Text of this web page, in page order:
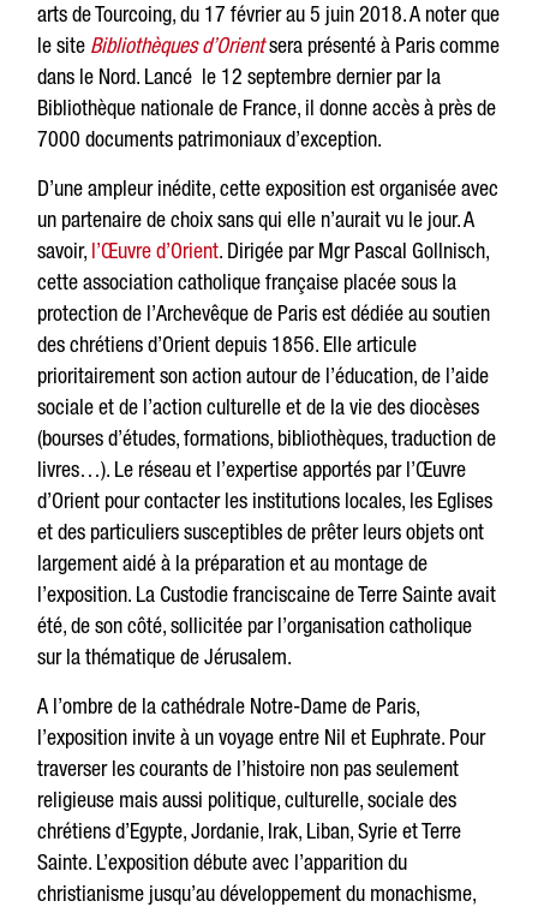
arts de Tourcoing, du 17 février au 5 juin 2018. A noter que
le site Bibliothèques d’Orientsera présenté à Paris comme
dans le Nord. Lancé le 12 septembre dernier par la
Bibliothèque nationale de France, il donne accès à près de
7000 documents patrimoniaux d’exception.
D’une ampleur inédite, cette exposition est organisée avec
un partenaire de choix sans qui elle n’aurait vu le jour. A
savoir, l’Œuvre d’Orient. Dirigée par Mgr Pascal Gollnisch,
cette association catholique française placée sous la
protection de l’Archevêque de Paris est dédiée au soutien
des chrétiens d’Orient depuis 1856. Elle articule
prioritairement son action autour de l’éducation, de l’aide
sociale et de l’action culturelle et de la vie des diocèses
(bourses d’études, formations, bibliothèques, traduction de
livres…). Le réseau et l’expertise apportés par l’Œuvre
d’Orient pour contacter les institutions locales, les Eglises
et des particuliers susceptibles de prêter leurs objets ont
largement aidé à la préparation et au montage de
l’exposition. La Custodie franciscaine de Terre Sainte avait
été, de son côté, sollicitée par l’organisation catholique
sur la thématique de Jérusalem.
A l’ombre de la cathédrale Notre-Dame de Paris,
l’exposition invite à un voyage entre Nil et Euphrate. Pour
traverser les courants de l’histoire non pas seulement
religieuse mais aussi politique, culturelle, sociale des
chrétiens d’Egypte, Jordanie, Irak, Liban, Syrie et Terre
Sainte. L’exposition débute avec l’apparition du
christianisme jusqu’au développement du monachisme,